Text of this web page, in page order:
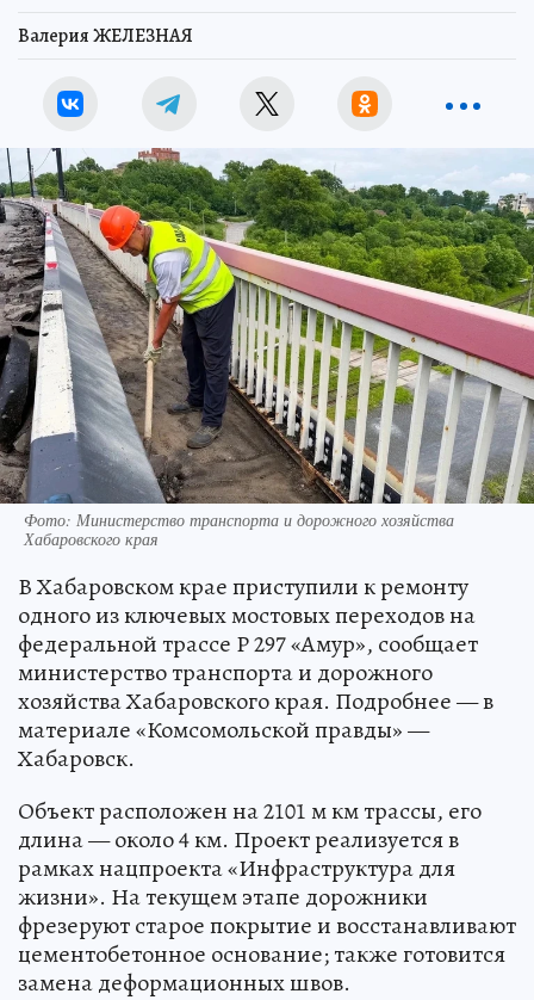
Валерия ЖЕЛЕЗНАЯ
Фото: Министерство транспорта и дорожного хозяйства
Хабаровского края
В Хабаровском крае приступили к ремонту
одного из ключевых мостовых переходов на
федеральной трассе Р 297 «Амур», сообщает
министерство транспорта и дорожного
хозяйства Хабаровского края. Подробнее — в
материале «Комсомольской правды» —
Хабаровск.
Объект расположен на 2101 м км трассы, его
длина — около 4 км. Проект реализуется в
рамках нацпроекта «Инфраструктура для
жизни». На текущем этапе дорожники
фрезеруют старое покрытие и восстанавливают
цементобетонное основание; также готовится
замена деформационных швов.